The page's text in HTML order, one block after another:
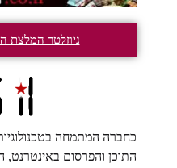
ניוזלטר המלצת
כחברה המתמחה
התוכן והפרסום באינטרנט,